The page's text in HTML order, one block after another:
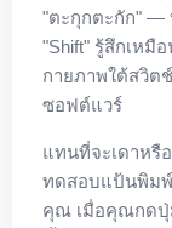
"ตะกุกตะกัก" —
"Shift" รู้สึกเหมื
กายภาพใต้สวิต
ซอฟต์แวร์
แทนที่จะเดาหรื
ทดสอบแป้นพิม
คุณ เมื่อคุณกดปุ่